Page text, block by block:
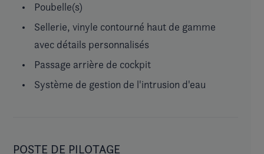
Poubelle(s)
Sellerie, vinyle contourné haut de gamme
avec détails personnalisés
Passage arrière de cockpit
Système de gestion de l'intrusion d'eau
POSTE DE PILOTAGE